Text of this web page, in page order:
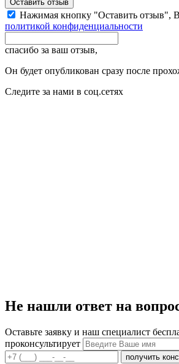
Оставить отзыв
Нажимая кнопку "Оставить отзыв",
политикой конфиденциальности
спасибо за ваш отзыв,
Он будет опубликован сразу после
Следите за нами в соц.сетях
Не нашли ответ на
Оставьте заявку и наш специалист
проконсультирует
получить